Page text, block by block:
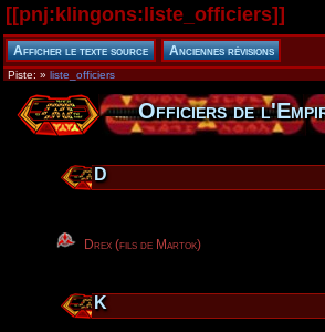
[[pnj:klingons:liste_officiers]]
Piste: » liste_officiers
Officiers de
D
Drex (fils de Martok)
K